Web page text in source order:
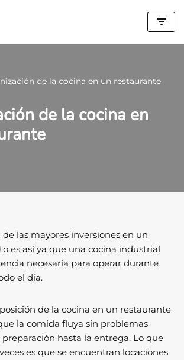
de la cocina en un restaurante
de la cocina en
de las mayores inversiones en un
es así ya que una cocina industrial
necesaria para operar durante
el día.
de la cocina en un restaurante
la comida fluya sin problemas
hasta la entrega. Lo que
es que se encuentran locaciones